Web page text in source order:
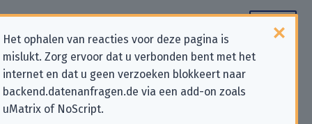
Het ophalen van reacties voor deze pagina is
mislukt. Zorg ervoor dat u verbonden bent met het
internet en dat u geen verzoeken blokkeert naar
backend.datenanfragen.de via een add-on zoals
uMatrix of NoScript.
Contactgegevens voor
privacygerelateerde verzoeken
aan “Formula One Digital Media